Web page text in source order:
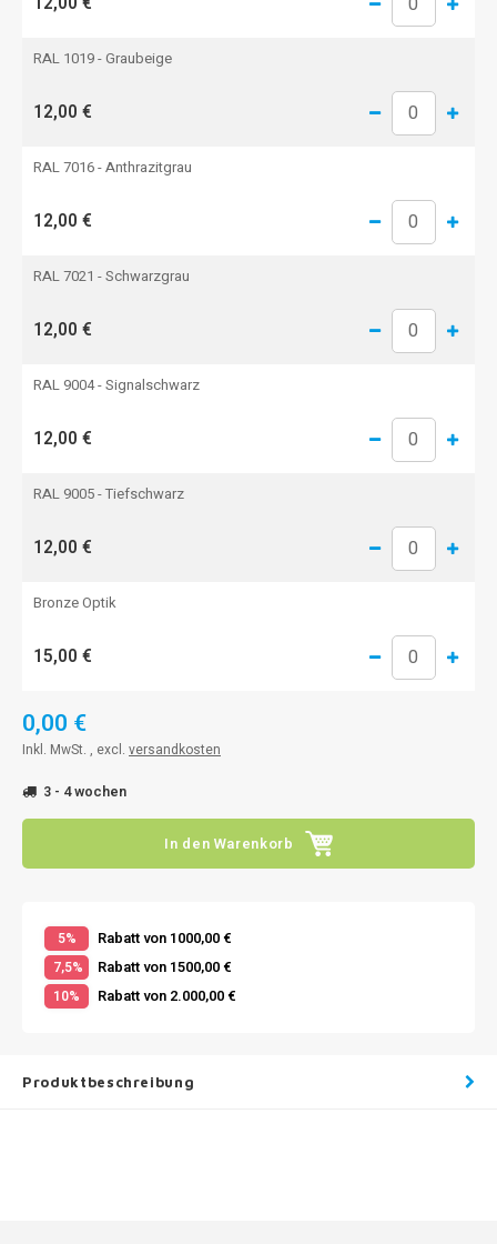
RAL 1019 - Graubeige
12,00 €
RAL 7016 - Anthrazitgrau
12,00 €
RAL 7021 - Schwarzgrau
12,00 €
RAL 9004 - Signalschwarz
12,00 €
RAL 9005 - Tiefschwarz
12,00 €
Bronze Optik
15,00 €
0,00 €
Inkl. MwSt. , excl. versandkosten
3 - 4 wochen
In den Warenkorb
5% Rabatt von 1000,00 €
7,5% Rabatt von 1500,00 €
10% Rabatt von 2.000,00 €
Produktbeschreibung